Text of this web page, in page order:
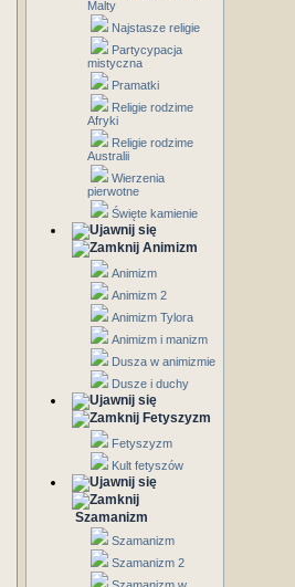
Malty
Najstasze religie
Partycypacja
mistyczna
Pramatki
Religie rodzime
Afryki
Religie rodzime
Australii
Wierzenia
pierwotne
Święte kamienie
Animizm
Animizm
Animizm 2
Animizm Tylora
Animizm i manizm
Dusza w animizmie
Dusze i duchy
Fetyszyzm
Fetyszyzm
Kult fetyszów
Szamanizm
Szamanizm
Szamanizm 2